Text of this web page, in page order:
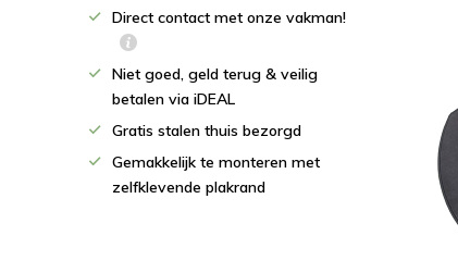
Direct contact met onze vakman!
Niet goed, geld terug & veilig
betalen via iDEAL
Gratis stalen thuis bezorgd
Gemakkelijk te monteren met
zelfklevende plakrand